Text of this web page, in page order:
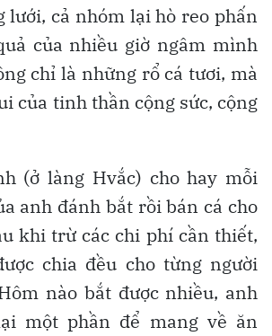
lưới, cả nhóm lại hò reo phấn
của nhiều giờ ngâm mình
chỉ là những rổ cá tươi, mà
của tinh thần cộng sức, cộng
(ở làng Hvắc) cho hay mỗi
anh đánh bắt rồi bán cá cho
khi trừ các chi phí cần thiết,
chia đều cho từng người
nào bắt được nhiều, anh
một phần để mang về ăn